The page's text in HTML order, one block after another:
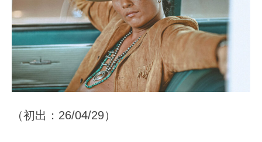
（初出：26/04/29）